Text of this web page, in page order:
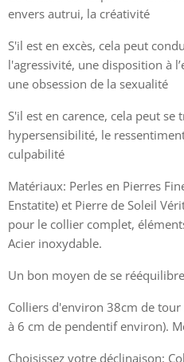
envers autrui, la créativité
S'il est en excès, cela peut
l'agressivité, une disposition à
une obsession de la sexualité
S'il est en carence, cela peut se
hypersensibilité, le
culpabilité
Matériaux: Perles en Pierres
Enstatite) et Pierre de Soleil
pour le collier complet,
Acier inoxydable.
Un bon moyen de se
Colliers d'environ 38cm de
à 6 cm de pendentif environ).
Choisissez votre déclinaison: